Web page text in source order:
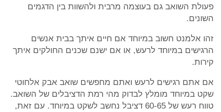
פעולת השואב גם בעוצמה מרבית ולהשוות בין הדגמים
השונים.
זהו אלמנט חשוב במיוחד אם חיים איתך בבית אנשים
הרגישים במיוחד לרעש, או אם ישנם שכנים החולקים איתך
קירות.
אם אתם רגישים לרעש ואתם מחפשים שואב אבק אלחוטי
שקט במיוחד מומלץ לבדוק מהי רמת הדציבלים של השואב.
טווח רעש של 60-65 דציבל נחשב לשקט במיוחד. עם זאת,